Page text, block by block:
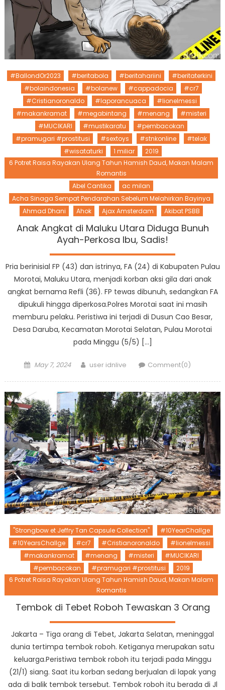
#BallondOr2023 #beritabola #beritahariini
#beritaterkini
#bolaindonesia
#bolanew #cappadocia
#cr7
#Cristianoronaldo
#laporancuaca
#lionelmessi
#makankramat
#megabintang #menang
#misteri
#MUCIKARI
#mustikaratu
#pembacokan
#pramugari #prostitusi
#sextoys #stnkonline
#telak
#wisataturki
1 miliar
2019
6 Potret Raisa Rayakan Ulang Tahun Hamish Daud, Makan Malam
Romantis
Abel Cantika
ac milan
Acha Sinaga Sempat Pendarahan Sebelum Melahirkan Bayinya
Ahmad Dhani
Ahok Ajax Amsterdam Akibat PSBB
Anak Angkat di Maluku Utara Diduga Bunuh
Ayah-Perkosa Ibu, Sadis!
Pria berinisial FP (43) dan istrinya, FA (24) di Kabupaten Pulau
Morotai, Maluku Utara, menjadi korban aksi gila dari anak
angkat bernama Refli (36). FP tewas dibunuh, sedangkan FA
dipukuli hingga diperkosa.Polres Morotai saat ini masih
memburu pelaku. Peristiwa ini terjadi di Dusun Cao Besar,
Desa Daruba, Kecamatan Morotai Selatan, Pulau Morotai
pada Minggu (5/5) […]
Posted
May 7, 2024 Author
user idnlive Comment(0)
"Strongbow et Jeffry Tan Capsule Collection"
#10YearChallge
#10YearsChallge
#cr7 #Cristianoronaldo
#lionelmessi
#makankramat
#menang #misteri
#MUCIKARI
#pembacokan
#pramugari #prostitusi
2019
6 Potret Raisa Rayakan Ulang Tahun Hamish Daud, Makan Malam
Romantis
Tembok di Tebet Roboh Tewaskan 3 Orang
Jakarta – Tiga orang di Tebet, Jakarta Selatan, meninggal
dunia tertimpa tembok roboh. Ketiganya merupakan satu
keluarga.Peristiwa tembok roboh itu terjadi pada Minggu
(21/1) siang. Saat itu korban sedang berjualan di lapak yang
ada di balik tembok tersebut. Tembok roboh itu berada di Jl